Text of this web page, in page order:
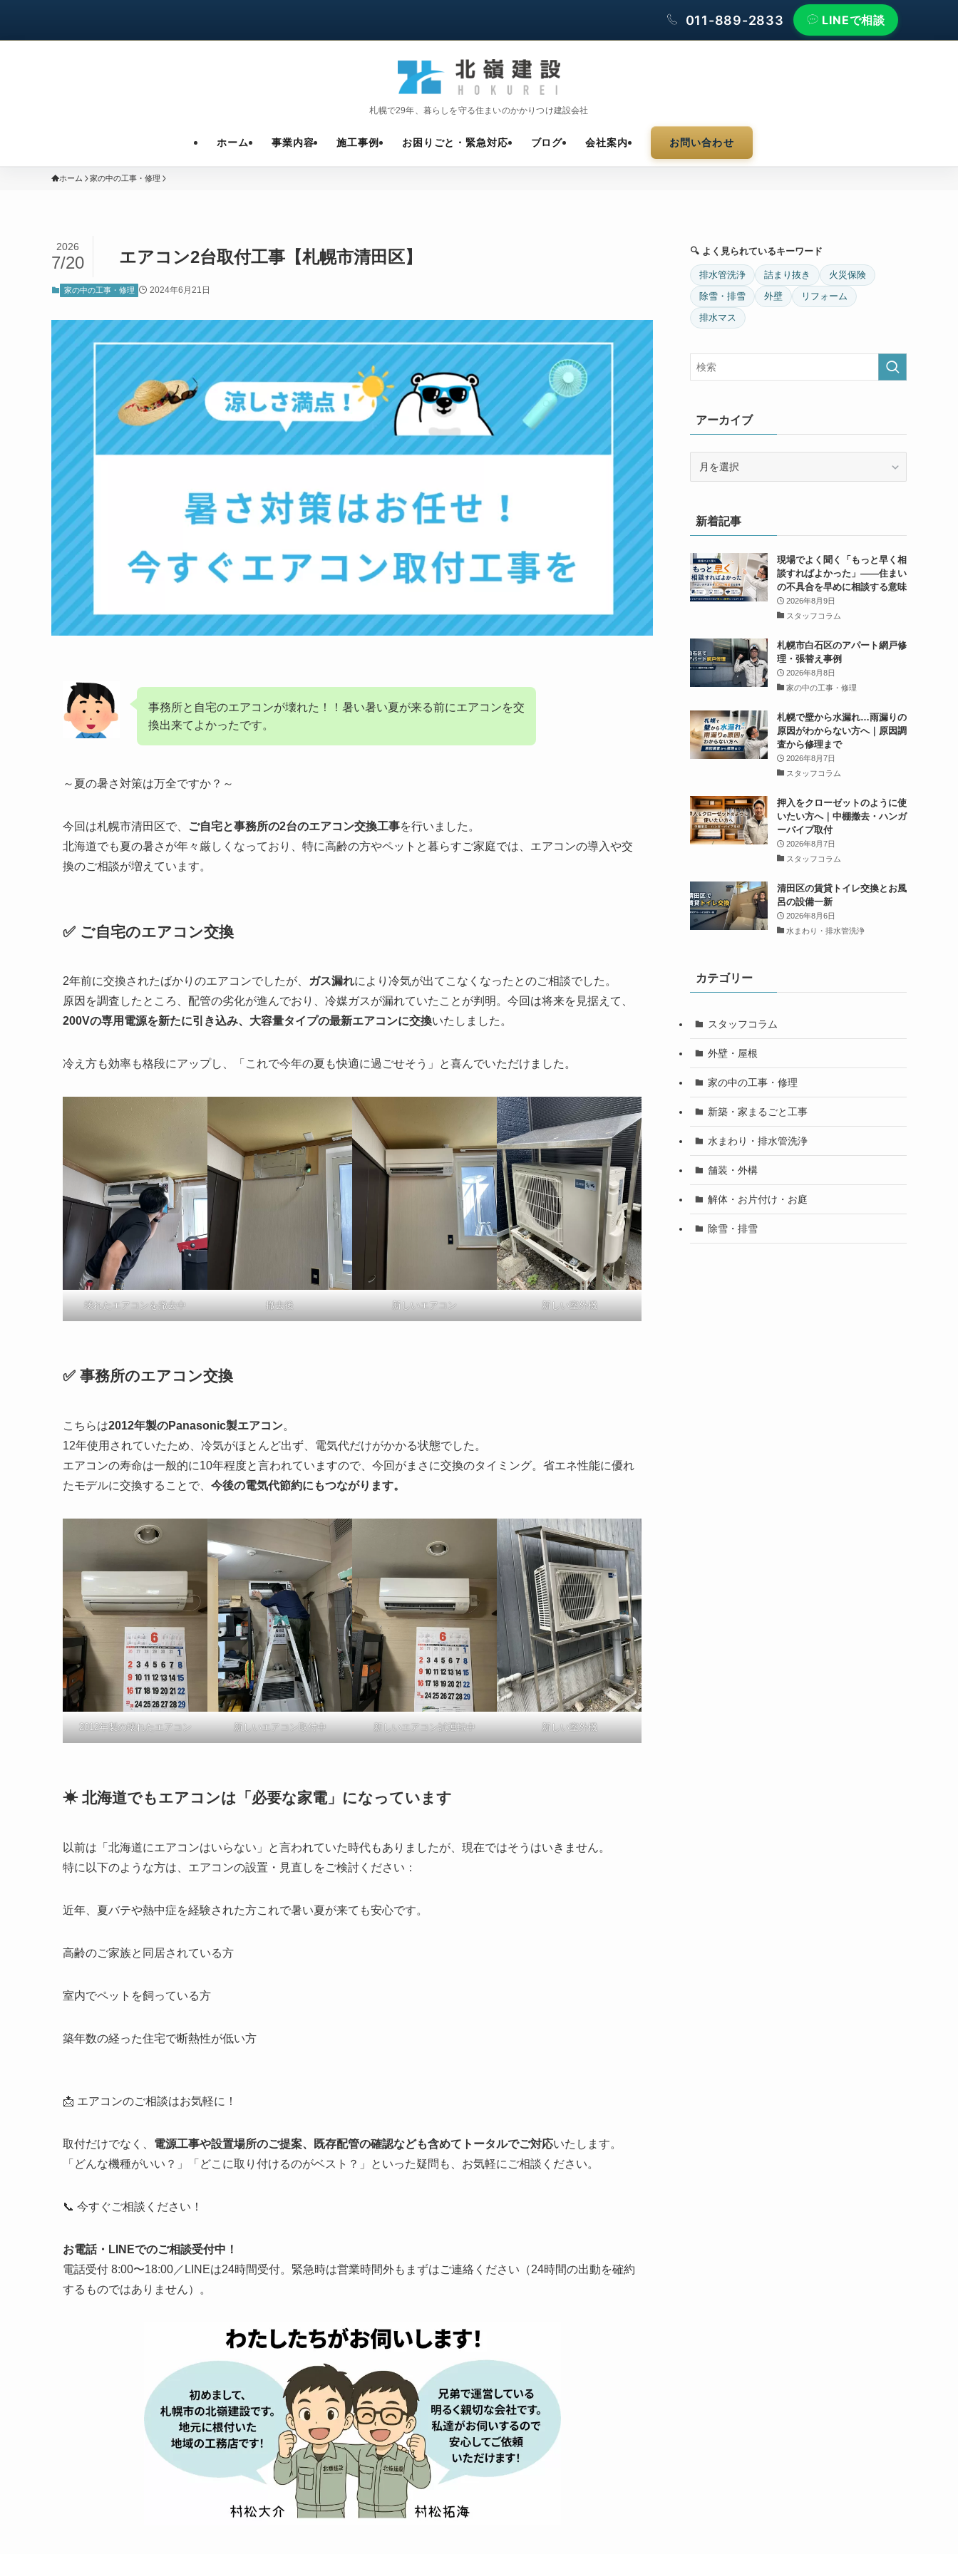
011-889-2833 LINEで相談
札幌で29年、暮らしを守る住まいのかかりつけ建設会社
ホーム 事業内容 施工事例 お困りごと・緊急対応 ブログ 会社案内 お問い合わせ
ホーム 家の中の工事・修理
エアコン2台取付工事【札幌市清田区】
2026
7/20
家の中の工事・修理 2024年6月21日
事務所と自宅のエアコンが壊れた！！暑い暑い夏が来る前にエアコンを交
換出来てよかったです。
～夏の暑さ対策は万全ですか？～
今回は札幌市清田区で、 ご自宅と事務所の2台のエアコン交換工事を行いました。
北海道でも夏の暑さが年々厳しくなっており、特に高齢の方やペットと暮らすご家庭では、エアコンの導入や交
換のご相談が増えています。
✅ ご自宅のエアコン交換
2年前に交換されたばかりのエアコンでしたが、 ガス漏れにより冷気が出てこなくなったとのご相談でした。
原因を調査したところ、配管の劣化が進んでおり、冷媒ガスが漏れていたことが判明。今回は将来を見据えて、
200Vの専用電源を新たに引き込み、大容量タイプの最新エアコンに交換いたしました。
冷え方も効率も格段にアップし、「これで今年の夏も快適に過ごせそう」と喜んでいただけました。
壊れたエアコンを撤去中 撤去後 新しいエアコン 新しい室外機
✅ 事務所のエアコン交換
こちらは2012年製のPanasonic製エアコン。
12年使用されていたため、冷気がほとんど出ず、電気代だけがかかる状態でした。
エアコンの寿命は一般的に10年程度と言われていますので、今回がまさに交換のタイミング。省エネ性能に優れ
たモデルに交換することで、 今後の電気代節約にもつながります。
2012年製の壊れたエアコン 新しいエアコン取付中 新しいエアコン試運転中 新しい室外機
☀ 北海道でもエアコンは「必要な家電」になっています
以前は「北海道にエアコンはいらない」と言われていた時代もありましたが、現在ではそうはいきません。
特に以下のような方は、エアコンの設置・見直しをご検討ください：
近年、夏バテや熱中症を経験された方これで暑い夏が来ても安心です。
高齢のご家族と同居されている方
室内でペットを飼っている方
築年数の経った住宅で断熱性が低い方
📩 エアコンのご相談はお気軽に！
取付だけでなく、 電源工事や設置場所のご提案、既存配管の確認なども含めてトータルでご対応いたします。
「どんな機種がいい？」「どこに取り付けるのがベスト？」といった疑問も、お気軽にご相談ください。
📞 今すぐご相談ください！
お電話・LINEでのご相談受付中！
電話受付 8:00〜18:00／LINEは24時間受付。緊急時は営業時間外もまずはご連絡ください（24時間の出動を確約
するものではありません）。
🔍 よく見られているキーワード
排水管洗浄 詰まり抜き
火災保険
除雪・排雪
外壁
リフォーム
排水マス
アーカイブ
ブ新着記事
現場でよく聞く「もっと早く相
談すればよかった」——住まい
の不具合を早めに相談する意味
2026年8月9日
スタッフコラム
札幌市白石区のアパート網戸修
理・張替え事例
2026年8月8日
家の中の工事・修理
札幌で壁から水漏れ…雨漏りの
原因がわからない方へ｜原因調
査から修理まで
2026年8月7日
スタッフコラム
押入をクローゼットのように使
いたい方へ｜中棚撤去・ハンガ
ーパイプ取付
2026年8月7日
スタッフコラム
清田区の賃貸トイレ交換とお風
呂の設備一新
2026年8月6日
水まわり・排水管洗浄
カテゴリー
スタッフコラム
外壁・屋根
家の中の工事・修理
新築・家まるごと工事
水まわり・排水管洗浄
舗装・外構
解体・お片付け・お庭
除雪・排雪